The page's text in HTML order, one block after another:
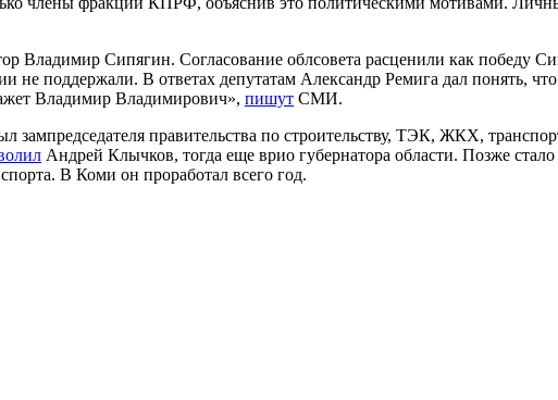
Сипягин. Согласование облсовета расценили как победу
поддержали. В ответах депутатам Александр Ремига дал понять,
Владимир Владимирович», пишут СМИ.
правительства по строительству, ТЭК, ЖКХ,
Андрей Клычков, тогда еще врио губернатора области. Позже стало
В Коми он проработал всего год.